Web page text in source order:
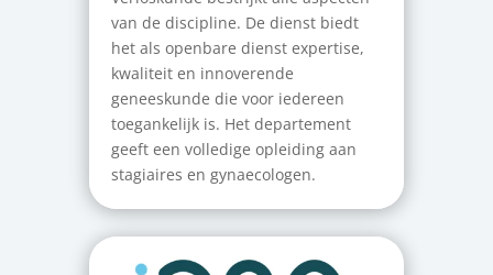
van de discipline. De dienst biedt
het als openbare dienst expertise,
kwaliteit en innoverende
geneeskunde die voor iedereen
toegankelijk is. Het departement
geeft een volledige opleiding aan
stagiaires en gynaecologen.